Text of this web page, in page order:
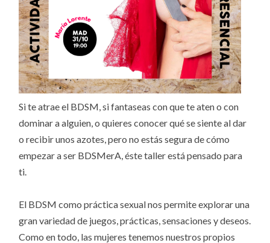
Si te atrae el BDSM, si fantaseas con que te aten o con
dominar a alguien, o quieres conocer qué se siente al dar
o recibir unos azotes, pero no estás segura de cómo
empezar a ser BDSMerA, éste taller está pensado para
ti.
El BDSM como práctica sexual nos permite explorar una
gran variedad de juegos, prácticas, sensaciones y deseos.
Como en todo, las mujeres tenemos nuestros propios